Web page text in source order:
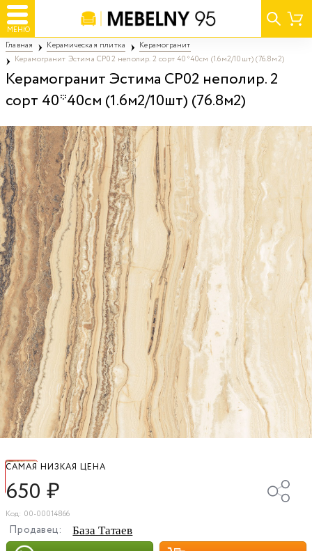
МЕНЮ
Главная Керамическая плитка
Керамогранит
Керамогранит Эстима CP02 неполир. 2 сорт 40*40см (1.6м2/10шт) (76.8м2)
Керамогранит Эстима CP02 неполир. 2
сорт 40*40см (1.6м2/10шт) (76.8м2)
САМАЯ НИЗКАЯ ЦЕНА
650 ₽
Код: 00-00014866
Продавец: База Татаев